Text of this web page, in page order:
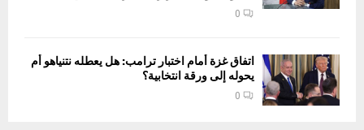
0
اتفاق غزة أمام اختبار ترامب: هل يعطله نتنياهو أم
يحوله إلى ورقة انتخابية؟
0